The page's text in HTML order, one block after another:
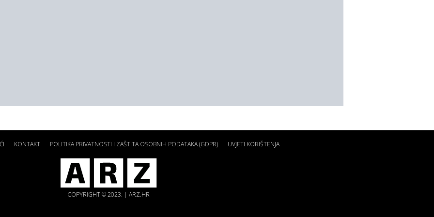
KONTAKT POLITIKA PRIVATNOSTI I ZAŠTITA OSOBNIH PODATAKA (GDPR) UVJETI KORIŠTENJA
COPYRIGHT © 2023. | ARZ.HR